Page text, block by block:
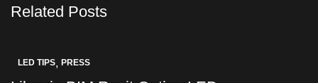
Related Posts
LED TIPS, PRESS